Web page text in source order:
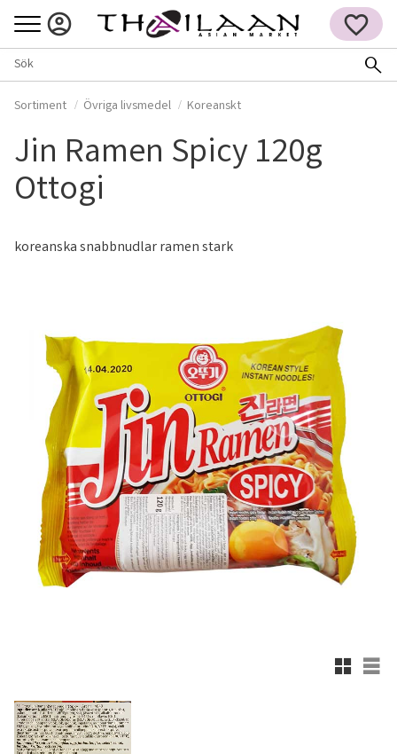
FAVORITER
Sortiment Övriga livsmedel Koreanskt
Jin Ramen Spicy 120g
Ottogi
koreanska snabbnudlar ramen stark